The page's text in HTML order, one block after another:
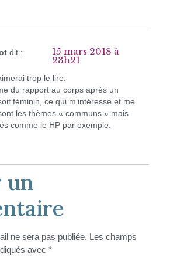
dit : 15 mars 2018 à
23h21
trop le lire.
du rapport au corps après un
féminin, ce qui m’intéresse et me
les thèmes « communs » mais
comme le HP par exemple.
un
ne sera pas publiée. Les champs
avec *